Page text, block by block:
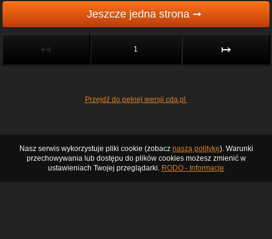
Jeszcze jedna strona ➞
↤ 1 ↦
Przejdź do pełnej wersji cda.pl
Nasz serwis wykorzystuje pliki cookie (zobacz naszą politykę). Warunki
przechowywania lub dostępu do plików cookies możesz zmienić w
ustawieniach Twojej przeglądarki. RODO - Informacje